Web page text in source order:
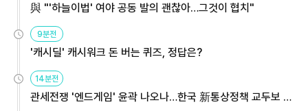
與 "'하늘이법' 여야 공동 발의 괜찮아…그것이 협치"
9분전
'캐시딜' 캐시워크 돈 버는 퀴즈, 정답은?
14분전
관세전쟁 '엔드게임' 윤곽 나오나…한국 新통상정책 교두보 활